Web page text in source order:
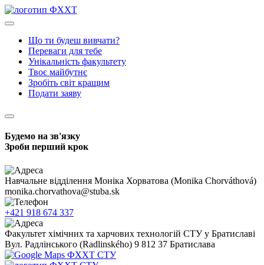
Що ти будеш вивчати?
Переваги для тебе
Унікальність факультету
Твоє майбутнє
Зробіть світ кращим
Подати заяву
Будемо на зв'язку
Зроби перший крок
Навчальне відділення Моніка Хорватова (Monika Chorváthová)
monika.chorvathova@stuba.sk
+421 918 674 337
Факультет хімічних та харчових технологій СТУ у Братиславі
Вул. Радлінського (Radlinského) 9 812 37 Братислава